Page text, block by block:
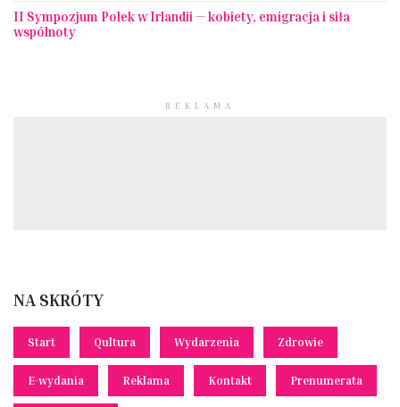
II Sympozjum Polek w Irlandii — kobiety, emigracja i siła
wspólnoty
REKLAMA
NA SKRÓTY
Start Qultura Wydarzenia Zdrowie
E-wydania Reklama Kontakt Prenumerata